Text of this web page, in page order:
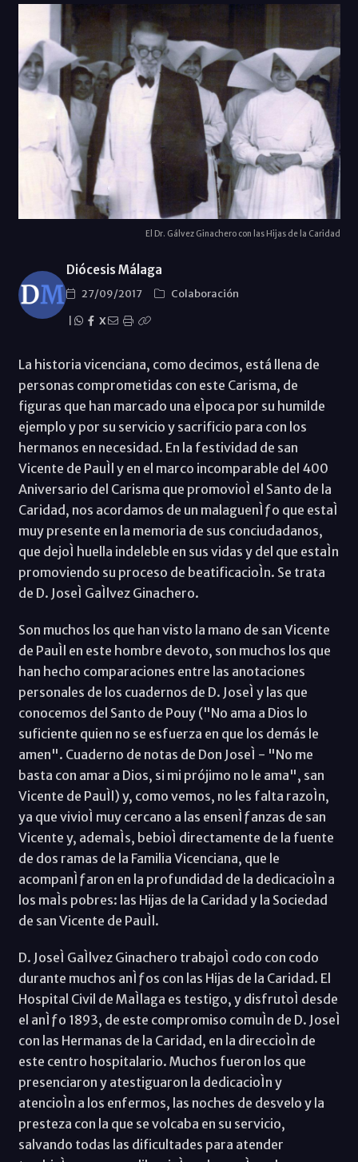
El Dr. Gálvez Ginachero con las Hijas de la Caridad
Diócesis Málaga
27/09/2017
Colaboración
X
La historia vicenciana, como decimos, está llena de
personas comprometidas con este Carisma, de
figuras que han marcado una eÌpoca por su humilde
ejemplo y por su servicio y sacrificio para con los
hermanos en necesidad. En la festividad de san
Vicente de PauÌl y en el marco incomparable del 400
Aniversario del Carisma que promovioÌ el Santo de la
Caridad, nos acordamos de un malaguenÌƒo que estaÌ
muy presente en la memoria de sus conciudadanos,
que dejoÌ huella indeleble en sus vidas y del que estaÌn
promoviendo su proceso de beatificacioÌn. Se trata
de D. JoseÌ GaÌlvez Ginachero.
Son muchos los que han visto la mano de san Vicente
de PauÌl en este hombre devoto, son muchos los que
han hecho comparaciones entre las anotaciones
personales de los cuadernos de D. JoseÌ y las que
conocemos del Santo de Pouy ("No ama a Dios lo
suficiente quien no se esfuerza en que los demás le
amen". Cuaderno de notas de Don JoseÌ - "No me
basta con amar a Dios, si mi prójimo no le ama", san
Vicente de PauÌl) y, como vemos, no les falta razoÌn,
ya que vivioÌ muy cercano a las ensenÌƒanzas de san
Vicente y, ademaÌs, bebioÌ directamente de la fuente
de dos ramas de la Familia Vicenciana, que le
acompanÌƒaron en la profundidad de la dedicacioÌn a
los maÌs pobres: las Hijas de la Caridad y la Sociedad
de san Vicente de PauÌl.
D. JoseÌ GaÌlvez Ginachero trabajoÌ codo con codo
durante muchos anÌƒos con las Hijas de la Caridad. El
Hospital Civil de MaÌlaga es testigo, y disfrutoÌ desde
el anÌƒo 1893, de este compromiso comuÌn de D. JoseÌ
con las Hermanas de la Caridad, en la direccioÌn de
este centro hospitalario. Muchos fueron los que
presenciaron y atestiguaron la dedicacioÌn y
atencioÌn a los enfermos, las noches de desvelo y la
presteza con la que se volcaba en su servicio,
salvando todas las dificultades para atender